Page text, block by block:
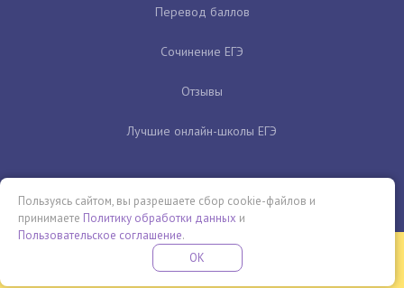
Перевод баллов
Сочинение ЕГЭ
Отзывы
Лучшие онлайн-школы ЕГЭ
Бесплатная летняя школа
ПРОВЕДИ ЭТО ЛЕТО С ПОЛЬЗОЙ
Пользуясь сайтом, вы разрешаете сбор cookie-файлов и
принимаете Политику обработки данных и
Пользовательское соглашение.
OK